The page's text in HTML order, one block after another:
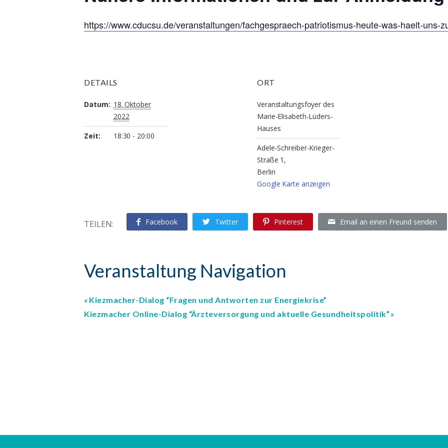
https://www.cducsu.de/veranstaltungen/fachgespraech-patriotismus-heute-was-haelt-uns-
DETAILS
Datum: 18. Oktober
2022
Zeit: 18:30 - 20:00
ORT
Veranstaltungsfoyer des
Marie-Elisabeth-Lüders-
Hauses
Adele-Schreiber-Krieger-
Straße 1,
Berlin
Google Karte anzeigen
TEILEN: Facebook Twitter Pinterest Email an einen Freund senden
Veranstaltung Navigation
Kiezmacher-Dialog “Fragen und Antworten zur Energiekrise”
Kiezmacher Online-Dialog “Ärzteversorgung und aktuelle Gesundheitspolitik”